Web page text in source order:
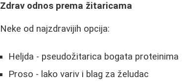
Zdrav odnos prema žitaricama
Neke od najzdravijih opcija:
Heljda - pseudožitarica bogata proteinima
Proso - lako variv i blag za želudac